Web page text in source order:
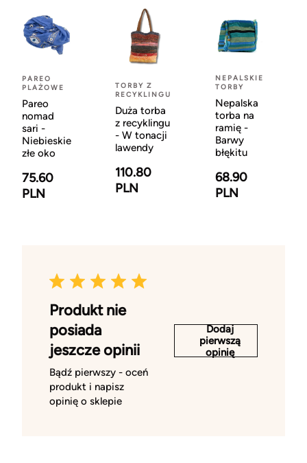
PAREO
PLAŻOWE
Pareo
nomad
sari -
Niebieskie
złe oko
75.60
PLN
TORBY Z
RECYKLINGU
Duża torba
z recyklingu
- W tonacji
lawendy
110.80
PLN
NEPALSKIE
TORBY
Nepalska
torba na
ramię -
Barwy
błękitu
68.90
PLN
Produkt nie
posiada
jeszcze opinii
Bądź pierwszy - oceń
produkt i napisz
opinię o sklepie
Dodaj
pierwszą
opinię